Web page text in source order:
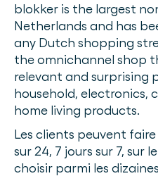
blokker is the largest
Netherlands and has
any Dutch shopping
the omnichannel shop
relevant and surprising
household, electronics,
home living products.
Les clients peuvent
sur 24, 7 jours sur 7, sur
choisir parmi les